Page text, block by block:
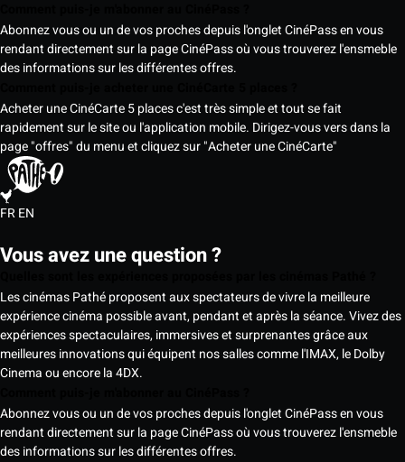
Abonnez vous ou un de vos proches depuis l'onglet CinéPass en vous
rendant directement sur la page CinéPass où vous trouverez l'ensmeble
des informations sur les différentes offres.
Acheter une CinéCarte 5 places c'est très simple et tout se fait
rapidement sur le site ou l'application mobile. Dirigez-vous vers dans la
page "offres" du menu et cliquez sur "Acheter une CinéCarte"
FREN
Vous avez une question ?
Les cinémas Pathé proposent aux spectateurs de vivre la meilleure
expérience cinéma possible avant, pendant et après la séance. Vivez des
expériences spectaculaires, immersives et surprenantes grâce aux
meilleures innovations qui équipent nos salles comme l'IMAX, le Dolby
Cinema ou encore la 4DX.
Abonnez vous ou un de vos proches depuis l'onglet CinéPass en vous
rendant directement sur la page CinéPass où vous trouverez l'ensmeble
des informations sur les différentes offres.